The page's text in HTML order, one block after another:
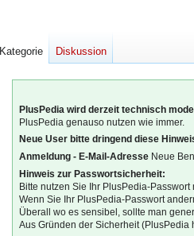
PlusPedia wird derzeit technisch
PlusPedia genauso nutzen wie immer.
Neue User bitte dringend diese
Anmeldung - E-Mail-Adresse Neue
Hinweis zur Passwortsicherheit:
Bitte nutzen Sie Ihr PlusPedia-Passwort
Wenn Sie Ihr PlusPedia-Passwort
Überall wo es sensibel, sollte man
Aus Gründen der Sicherheit (PlusPedia
Kategorie Diskussion